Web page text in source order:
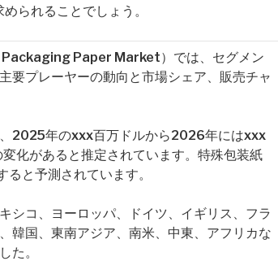
られることでしょう。
Paper Market）では、セグメン
要プレーヤーの動向と市場シェア、販売チャ
2025年のxxx百万ドルから2026年にはxxx
化があると推定されています。特殊包装紙
と予測されています。
シコ、ヨーロッパ、ドイツ、イギリス、フラ
韓国、東南アジア、南米、中東、アフリカな
た。